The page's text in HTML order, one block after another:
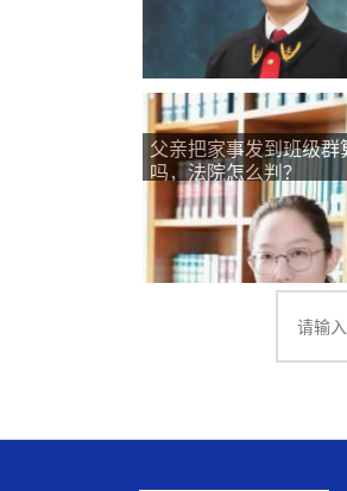
父亲把家事发到班级群
吗，法院怎么判？